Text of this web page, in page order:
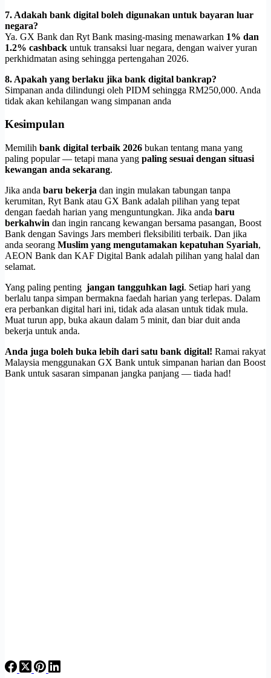
7. Adakah bank digital boleh digunakan untuk bayaran luar
negara?
Ya. GX Bank dan Ryt Bank masing-masing menawarkan 1% dan
1.2% cashback untuk transaksi luar negara, dengan waiver yuran
perkhidmatan asing sehingga pertengahan 2026.
8. Apakah yang berlaku jika bank digital bankrap?
Simpanan anda dilindungi oleh PIDM sehingga RM250,000. Anda
tidak akan kehilangan wang simpanan anda
Kesimpulan
Memilih bank digital terbaik 2026 bukan tentang mana yang
paling popular — tetapi mana yang paling sesuai dengan situasi
kewangan anda sekarang.
Jika anda baru bekerja dan ingin mulakan tabungan tanpa
kerumitan, Ryt Bank atau GX Bank adalah pilihan yang tepat
dengan faedah harian yang menguntungkan. Jika anda baru
berkahwin dan ingin rancang kewangan bersama pasangan, Boost
Bank dengan Savings Jars memberi fleksibiliti terbaik. Dan jika
anda seorang Muslim yang mengutamakan kepatuhan Syariah,
AEON Bank dan KAF Digital Bank adalah pilihan yang halal dan
selamat.
Yang paling penting jangan tangguhkan lagi. Setiap hari yang
berlalu tanpa simpan bermakna faedah harian yang terlepas. Dalam
era perbankan digital hari ini, tidak ada alasan untuk tidak mula.
Muat turun app, buka akaun dalam 5 minit, dan biar duit anda
bekerja untuk anda.
Anda juga boleh buka lebih dari satu bank digital! Ramai rakyat
Malaysia menggunakan GX Bank untuk simpanan harian dan Boost
Bank untuk sasaran simpanan jangka panjang — tiada had!